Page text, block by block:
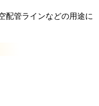
配管ラインなどの用途に